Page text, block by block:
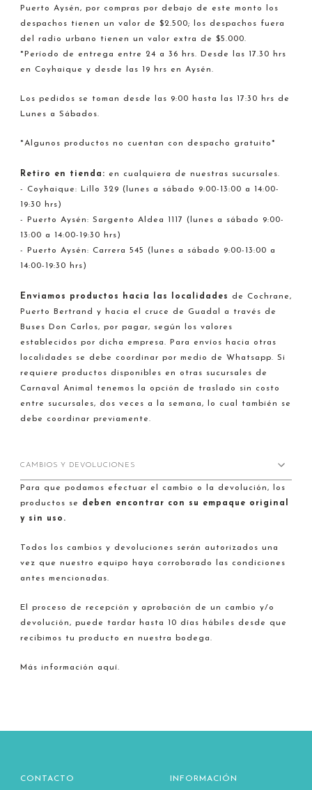
Puerto Aysén, por compras por debajo de este monto los
despachos tienen un valor de $2.500; los despachos fuera
del radio urbano tienen un valor extra de $5.000.
*Período de entrega entre 24 a 36 hrs. Desde las 17.30 hrs
en Coyhaique y desde las 19 hrs en Aysén.
Los pedidos se toman desde las 9:00 hasta las 17:30 hrs de
Lunes a Sábados.
*Algunos productos no cuentan con despacho gratuito*
Retiro en tienda: en cualquiera de nuestras sucursales.
- Coyhaique: Lillo 329 (lunes a sábado 9:00-13:00 a 14:00-
19:30 hrs)
- Puerto Aysén: Sargento Aldea 1117 (lunes a sábado 9:00-
13:00 a 14:00-19:30 hrs)
- Puerto Aysén: Carrera 545 (lunes a sábado 9:00-13:00 a
14:00-19:30 hrs)
Enviamos productos hacia las localidades de Cochrane,
Puerto Bertrand y hacia el cruce de Guadal a través de
Buses Don Carlos, por pagar, según los valores
establecidos por dicha empresa. Para envíos hacia otras
localidades se debe coordinar por medio de Whatsapp. Si
requiere productos disponibles en otras sucursales de
Carnaval Animal tenemos la opción de traslado sin costo
entre sucursales, dos veces a la semana, lo cual también se
debe coordinar previamente.
CAMBIOS Y DEVOLUCIONES
Para que podamos efectuar el cambio o la devolución, los
productos se deben encontrar con su empaque original
y sin uso.
Todos los cambios y devoluciones serán autorizados una
vez que nuestro equipo haya corroborado las condiciones
antes mencionadas.
El proceso de recepción y aprobación de un cambio y/o
devolución, puede tardar hasta 10 días hábiles desde que
recibimos tu producto en nuestra bodega.
Más información aquí.
CONTACTO INFORMACIÓN